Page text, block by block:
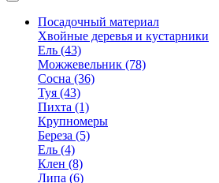
Посадочный материал
Хвойные деревья и кустарники
Ель (43)
Можжевельник (78)
Сосна (36)
Туя (43)
Пихта (1)
Крупномеры
Береза (5)
Ель (4)
Клен (8)
Липа (6)